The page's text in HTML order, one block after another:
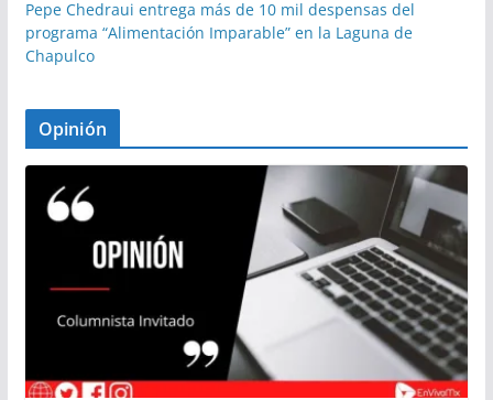
Pepe Chedraui entrega más de 10 mil despensas del
programa “Alimentación Imparable” en la Laguna de
Chapulco
Opinión